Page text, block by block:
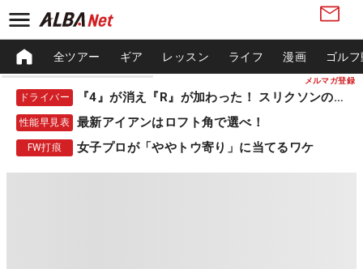
メルマガ登録
全ツアー ギア レッスン ライフ 漫画 ゴル
ドライバー 『4』が消え『R』が加わった！ スリクソンの新作
性能早見表 最新アイアンはロフト角で選べ！
FW打痕 女子プロが「ややトウ寄り」に当てるワケ